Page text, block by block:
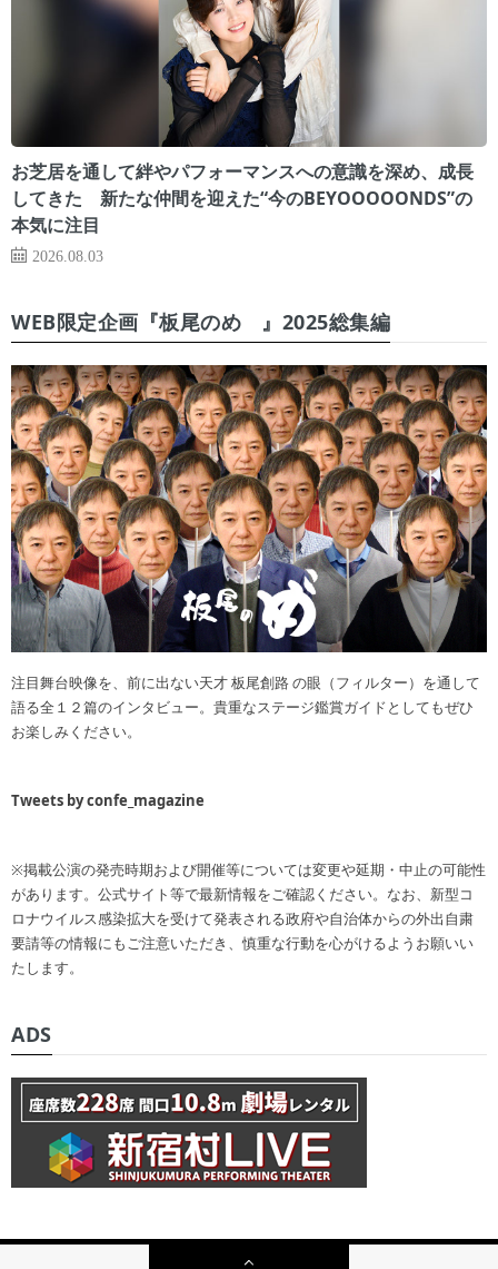
お芝居を通して絆やパフォーマンスへの意識を深め、成長
してきた 新たな仲間を迎えた“今のBEYOOOOONDS”の
本気に注目
2026.08.03
WEB限定企画『板尾のめ゙』2025総集編
注目舞台映像を、前に出ない天才 板尾創路 の眼（フィルター）を通して
語る全１２篇のインタビュー。貴重なステージ鑑賞ガイドとしてもぜひ
お楽しみください。
Tweets by confe_magazine
※掲載公演の発売時期および開催等については変更や延期・中止の可能性
があります。公式サイト等で最新情報をご確認ください。なお、新型コ
ロナウイルス感染拡大を受けて発表される政府や自治体からの外出自粛
要請等の情報にもご注意いただき、慎重な行動を心がけるようお願いい
たします。
ADS